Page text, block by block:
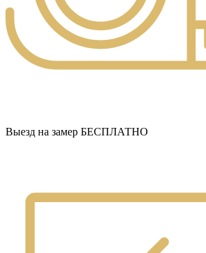
Выезд на замер БЕСПЛАТНО